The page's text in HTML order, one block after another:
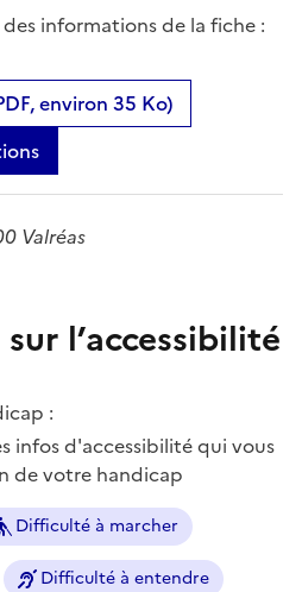
informations de la fiche :
environ 35 Ko)
Valréas
l’accessibilité
:
infos d'accessibilité qui vous
de votre handicap
Difficulté à marcher
Difficulté à entendre